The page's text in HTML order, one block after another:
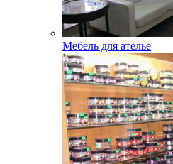
Мебель для ателье